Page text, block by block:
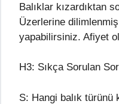
Balıklar kızardıktan
Üzerlerine
yapabilirsiniz. Afiyet
H3: Sıkça Sorulan
S: Hangi balık türünü